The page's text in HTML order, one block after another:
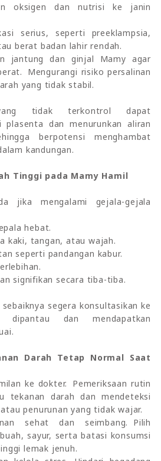
oksigen dan nutrisi ke janin
serius, seperti preeklampsia,
berat badan lahir rendah.
jantung dan ginjal Mamy agar
Mengurangi risiko persalinan
yang tidak stabil.
tidak terkontrol dapat
plasenta dan menurunkan aliran
berpotensi menghambat
kandungan.
Tinggi pada Mamy Hamil
jika mengalami gejala-gejala
hebat.
kaki, tangan, atau wajah.
seperti pandangan kabur.
signifikan secara tiba-tiba.
segera konsultasikan ke
dan mendapatkan
Darah Tetap Normal Saat
ke dokter. Pemeriksaan rutin
tekanan darah dan mendeteksi
penurunan yang tidak wajar.
sehat dan seimbang. Pilih
sayur, serta batasi konsumsi
lemak jenuh.